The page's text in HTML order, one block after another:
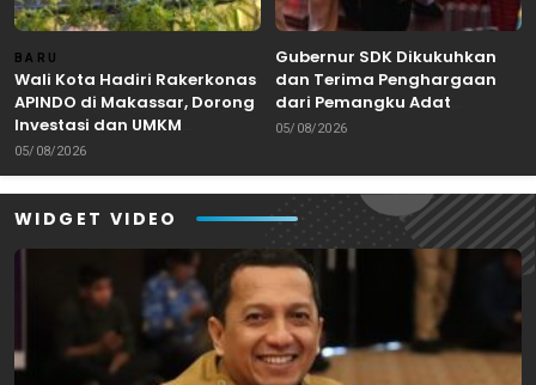
BARU
Wali Kota Hadiri Rakerkonas
APINDO di Makassar, Dorong
Investasi dan UMKM
Parepare Tembus Pasar
05/08/2026
Gubernur SDK Dikukuhkan
dan Terima Penghargaan
dari Pemangku Adat
Arajang Balanipa Mandar
05/08/2026
WIDGET VIDEO